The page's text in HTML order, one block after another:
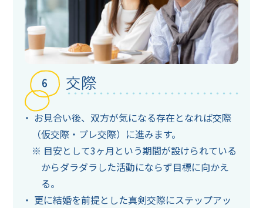
交際
お見合い後、双方が気になる存在となれば交際
（仮交際・プレ交際）に進みます。
目安として3ヶ月という期間が設けられている
からダラダラした活動にならず目標に向かえ
る。
更に結婚を前提とした真剣交際にステップアッ